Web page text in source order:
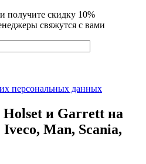
получите скидку 10%
свяжутся с вами
персональных данных
Holset и Garrett на
Iveco, Man, Scania,